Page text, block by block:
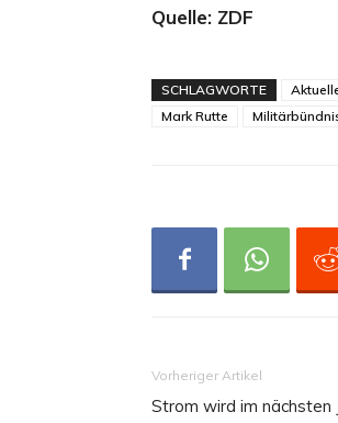
Quelle: ZDF
SCHLAGWORTE
Mark Rutte
Vorheriger Artikel
Strom wird im nächsten